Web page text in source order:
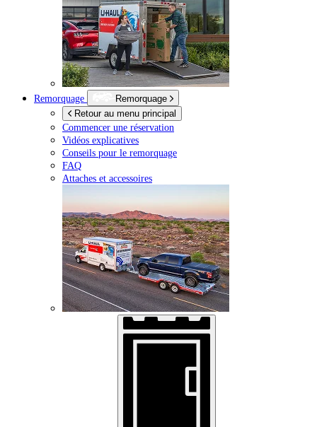
Remorquage
Remorquage
Retour au menu principal
Commencer une réservation
Vidéos explicatives
Conseils pour le remorquage
FAQ
Attaches et accessoires